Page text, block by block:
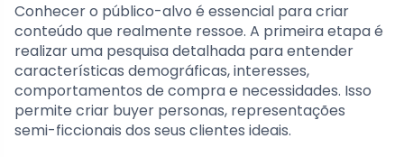
Conhecer o público-alvo é essencial para criar
conteúdo que realmente ressoe. A primeira etapa é
realizar uma pesquisa detalhada para entender
características demográficas, interesses,
comportamentos de compra e necessidades. Isso
permite criar buyer personas, representações
semi-ficcionais dos seus clientes ideais.